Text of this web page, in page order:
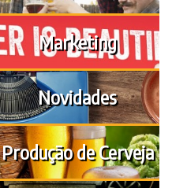
Marketing
Novidades
Produção de Cerveja